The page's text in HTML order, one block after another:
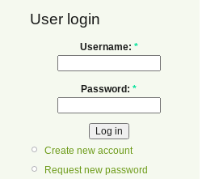
User login
Username: *
Password: *
Create new account
Request new password